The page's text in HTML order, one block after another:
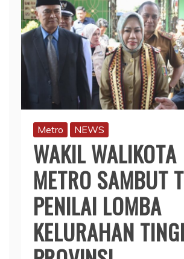
Metro NEWS
WAKIL WALIKOTA
METRO SAMBUT
PENILAI LOMBA
KELURAHAN